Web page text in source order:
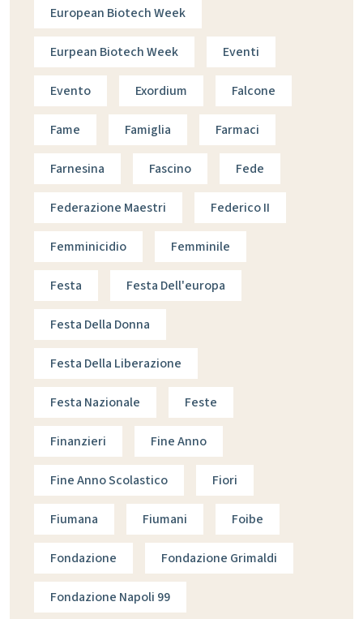
European Biotech Week
Eurpean Biotech Week Eventi
Evento Exordium Falcone
Fame Famiglia Farmaci
Farnesina Fascino Fede
Federazione Maestri Federico II
Femminicidio Femminile
Festa Festa Dell'europa
Festa Della Donna
Festa Della Liberazione
Festa Nazionale Feste
Finanzieri Fine Anno
Fine Anno Scolastico Fiori
Fiumana Fiumani Foibe
Fondazione Fondazione Grimaldi
Fondazione Napoli 99